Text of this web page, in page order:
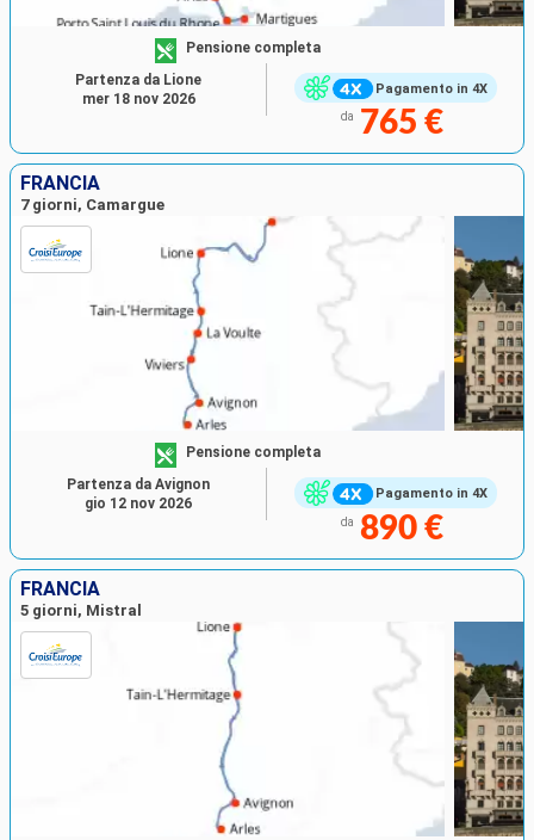
Pagamento in 4X
Pensione completa
da 765 €
Partenza da Lione
mer 18 nov 2026
FRANCIA
7 giorni, Camargue
Pagamento in 4X
Pensione completa
da 890 €
Partenza da Avignon
gio 12 nov 2026
FRANCIA
5 giorni, Mistral